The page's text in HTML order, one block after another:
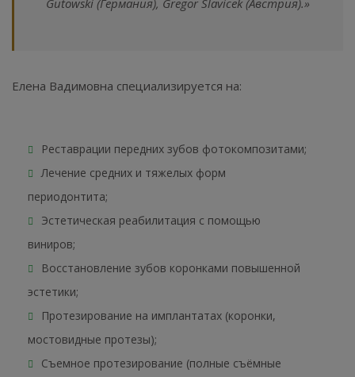
Gutowski (Германия), Gregor Slavicek (Австрия).»
Елена Вадимовна специализируется на:
Реставрации передних зубов фотокомпозитами;
Лечение средних и тяжелых форм
периодонтита;
Эстетическая реабилитация с помощью
виниров;
Восстановление зубов коронками повышенной
эстетики;
Протезирование на имплантатах (коронки,
мостовидные протезы);
Съемное протезирование (полные съёмные